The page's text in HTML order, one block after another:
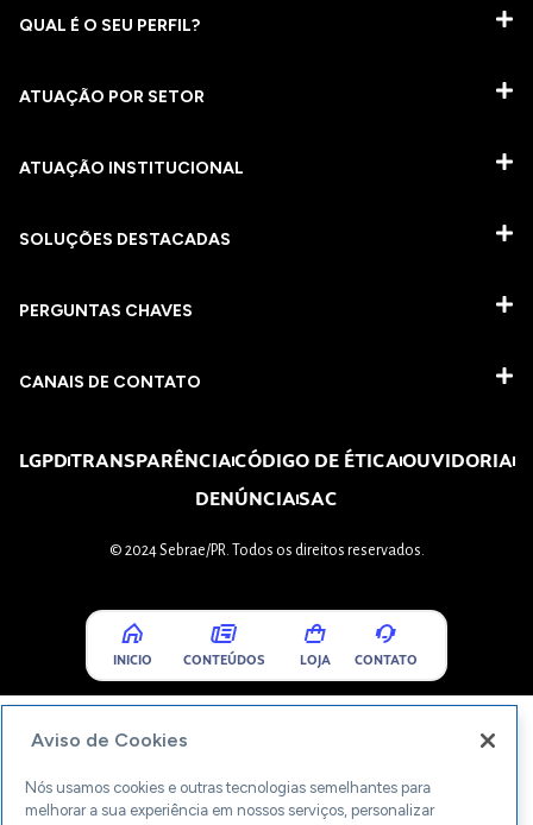
QUAL É O SEU PERFIL?
ATUAÇÃO POR SETOR
ATUAÇÃO INSTITUCIONAL
SOLUÇÕES DESTACADAS
PERGUNTAS CHAVES​
CANAIS DE CONTATO
LGPDTRANSPARÊNCIACÓDIGO DE ÉTICAOUVIDORIA
DENÚNCIASAC
© 2024 Sebrae/PR. Todos os direitos reservados.
INICIO CONTEÚDOS LOJA CONTATO
Aviso de Cookies
Nós usamos cookies e outras tecnologias semelhantes para
melhorar a sua experiência em nossos serviços, personalizar